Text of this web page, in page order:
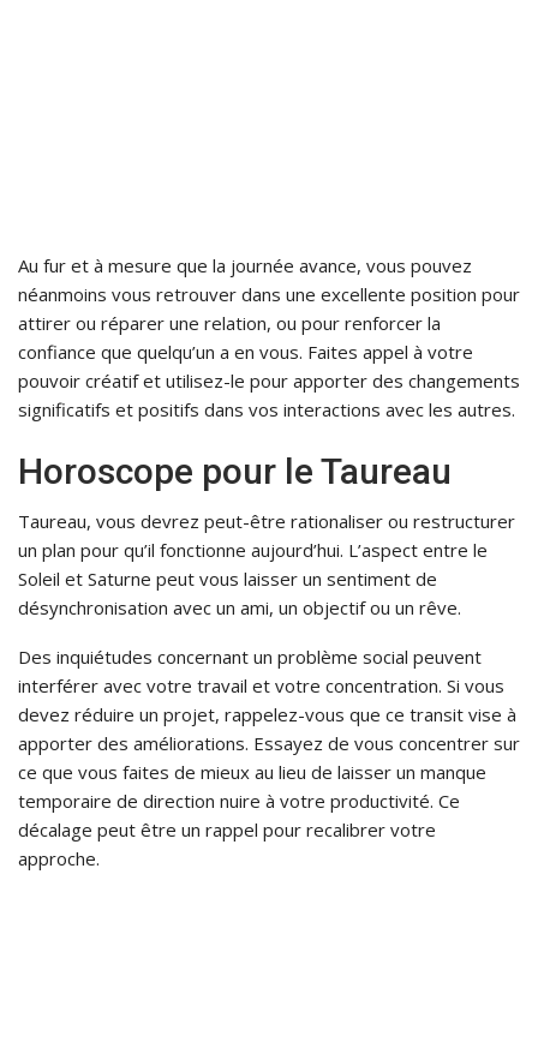
Au fur et à mesure que la journée avance, vous pouvez
néanmoins vous retrouver dans une excellente position pour
attirer ou réparer une relation, ou pour renforcer la
confiance que quelqu’un a en vous. Faites appel à votre
pouvoir créatif et utilisez-le pour apporter des changements
significatifs et positifs dans vos interactions avec les autres.
Horoscope pour le Taureau
Taureau, vous devrez peut-être rationaliser ou restructurer
un plan pour qu’il fonctionne aujourd’hui. L’aspect entre le
Soleil et Saturne peut vous laisser un sentiment de
désynchronisation avec un ami, un objectif ou un rêve.
Des inquiétudes concernant un problème social peuvent
interférer avec votre travail et votre concentration. Si vous
devez réduire un projet, rappelez-vous que ce transit vise à
apporter des améliorations. Essayez de vous concentrer sur
ce que vous faites de mieux au lieu de laisser un manque
temporaire de direction nuire à votre productivité. Ce
décalage peut être un rappel pour recalibrer votre
approche.